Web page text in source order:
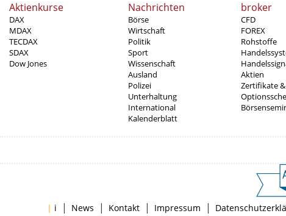
Aktienkurse
DAX
MDAX
TECDAX
SDAX
Dow Jones
Nachrichten
Börse
Wirtschaft
Politik
Sport
Wissenschaft
Ausland
Polizei
Unterhaltung
International
Kalenderblatt
broker
CFD
FOREX
Rohstoffe
Aktien
Zertifikate &
| i | News | Kontakt | Impressum |